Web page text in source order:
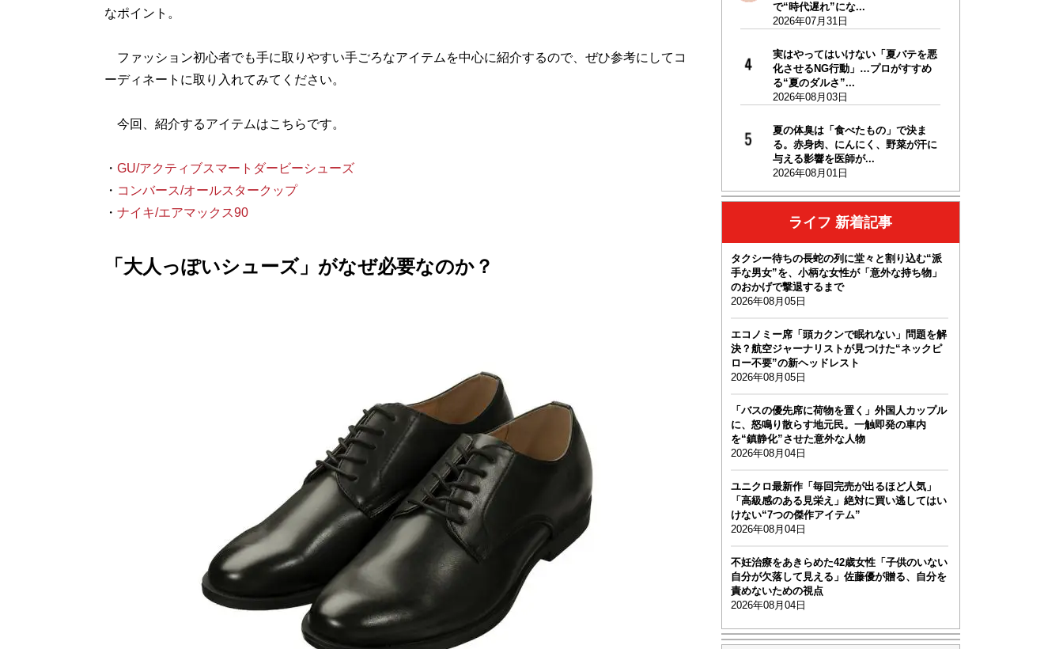
なポイント。
ファッション初心者でも手に取りやすい手ごろなアイテムを中心に紹介するので、ぜひ参考にしてコ
ーディネートに取り入れてみてください。
今回、紹介するアイテムはこちらです。
・ GU/アクティブスマートダービーシューズ
・ コンバース/オールスタークップ
・ ナイキ/エアマックス90
「大人っぽいシューズ」がなぜ必要なのか？
で“時代遅れ”にな...
2026年07月31日
実はやってはいけない「夏バテを悪
化させるNG行動」…プロがすすめ
る“夏のダルさ”...
2026年08月03日
夏の体臭は「食べたもの」で決ま
る。赤身肉、にんにく、野菜が汗に
与える影響を医師が...
2026年08月01日
ライフ 新着記事
タクシー待ちの長蛇の列に堂々と割り込む“派
手な男女”を、小柄な女性が「意外な持ち物」
のおかげで撃退するまで
2026年08月05日
エコノミー席「頭カクンで眠れない」問題を解
決？航空ジャーナリストが見つけた“ネックピ
ロー不要”の新ヘッドレスト
2026年08月05日
「バスの優先席に荷物を置く」外国人カップル
に、怒鳴り散らす地元民。一触即発の車内
を“鎮静化”させた意外な人物
2026年08月04日
ユニクロ最新作「毎回完売が出るほど人気」
「高級感のある見栄え」絶対に買い逃してはい
けない“7つの傑作アイテム”
2026年08月04日
不妊治療をあきらめた42歳女性「子供のいない
自分が欠落して見える」佐藤優が贈る、自分を
責めないための視点
2026年08月04日